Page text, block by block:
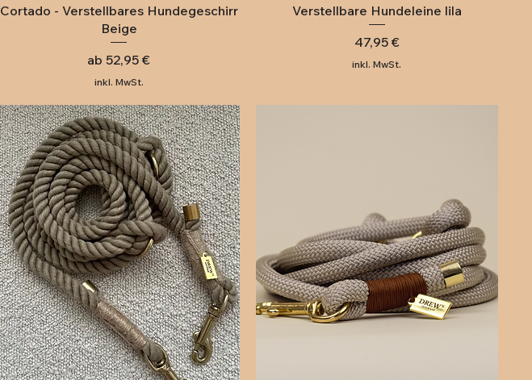
Schnellansicht
Cortado - Verstellbares Hundegeschirr
Beige
ab 52,95 €
Sale-Preis
inkl. MwSt.
Schnellansicht
Verstellbare Hundeleine lila
Preis
47,95 €
inkl. MwSt.